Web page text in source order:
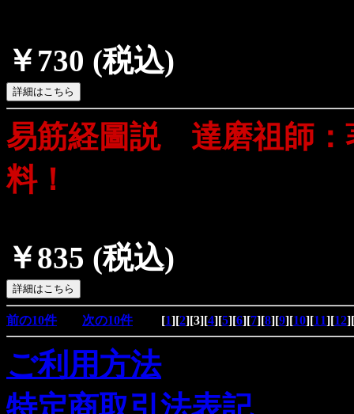
￥730 (税込)
易筋経圖説 達磨祖師
料！
￥835 (税込)
前の10件 次の10件[1][2][3][4][5][6][7][8][9][10][11][12][
ご利用方法